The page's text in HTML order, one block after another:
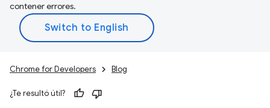
contener errores.
Chrome for Developers Blog
¿Te resultó útil?